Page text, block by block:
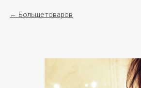
Больше товаров